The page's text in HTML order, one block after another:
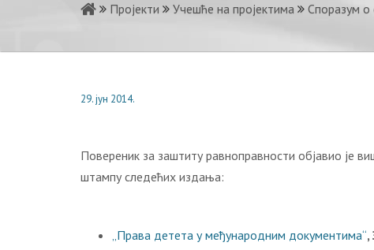
Пројекти Учешће на пројектима Споразум
29. јун 2014.
Повереник за заштиту равноправности објавио је
штампу следећих издања:
„Права детета у међународним документима“,